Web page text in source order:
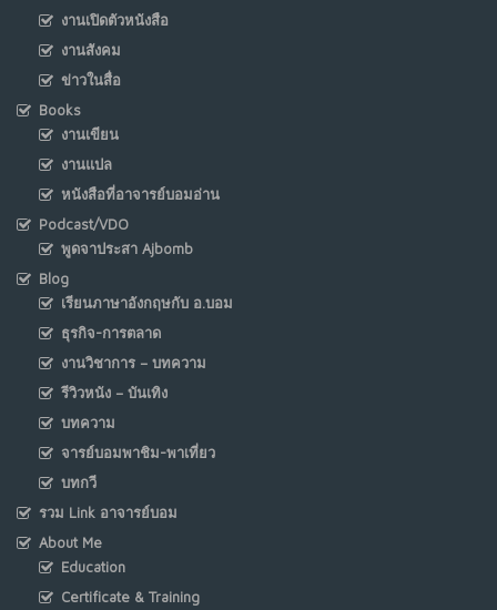
งานเปิดตัวหนังสือ
งานสังคม
ข่าวในสื่อ
Books
งานเขียน
งานแปล
หนังสือที่อาจารย์บอมอ่าน
Podcast/VDO
พูดจาประสา Ajbomb
Blog
เรียนภาษาอังกฤษกับ อ.บอม
ธุรกิจ-การตลาด
งานวิชาการ – บทความ
รีวิวหนัง – บันเทิง
บทความ
จารย์บอมพาชิม-พาเที่ยว
บทกวี
รวม Link อาจารย์บอม
About Me
Education
Certificate & Training